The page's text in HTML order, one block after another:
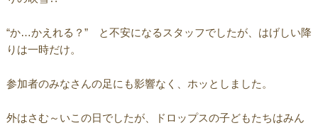
“か…かえれる？” と不安になるスタッフでしたが、はげしい降
りは一時だけ。
参加者のみなさんの足にも影響なく、ホッとしました。
外はさむ～いこの日でしたが、ドロップスの子どもたちはみん